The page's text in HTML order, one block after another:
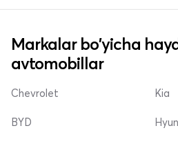
Markalar bo'yicha
avtomobillar
Chevrolet
BYD
Kia